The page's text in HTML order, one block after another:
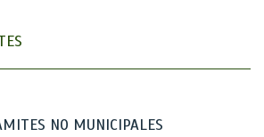
NO MUNICIPALES